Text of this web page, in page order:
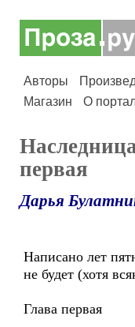
Авторы
Магазин
О
первая
Дарья
Написано лет
не будет (хотя
Глава первая